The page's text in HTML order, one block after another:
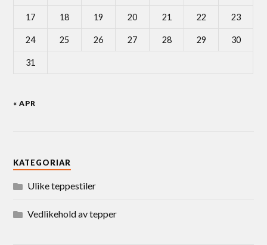
17 18 19 20 21 22 23
24 25 26 27 28 29 30
31
« APR
KATEGORIAR
Ulike teppestiler
Vedlikehold av tepper